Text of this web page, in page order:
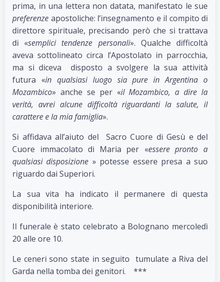
prima, in una lettera non datata, manifestato le sue
preferenze apostoliche: l’insegnamento e il compito di
direttore spirituale, precisando però che si trattava
di «semplici tendenze personali». Qualche difficoltà
aveva sottolineato circa l’Apostolato in parrocchia,
ma si diceva disposto a svolgere la sua attività
futura «in qualsiasi luogo sia pure in Argentina o
Mozambico» anche se per «il Mozambico, a dire la
verità, avrei alcune difficoltà riguardanti la salute, il
carattere e la mia famiglia».
Si affidava all’aiuto del Sacro Cuore di Gesù e del
Cuore immacolato di Maria per «essere pronto a
qualsiasi disposizione » potesse essere presa a suo
riguardo dai Superiori.
La sua vita ha indicato il permanere di questa
disponibilità interiore.
Il funerale è stato celebrato a Bolognano mercoledì
20 alle ore 10.
Le ceneri sono state in seguito tumulate a Riva del
Garda nella tomba dei genitori. ***